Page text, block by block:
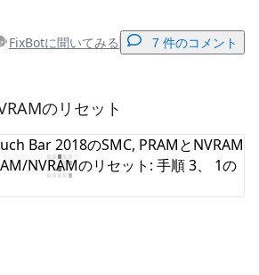
FixBotに聞いてみる 7 件のコメント
コメントを追加
のリセット